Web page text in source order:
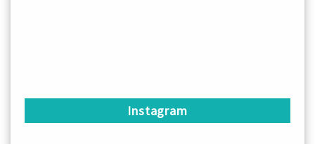
Instagram